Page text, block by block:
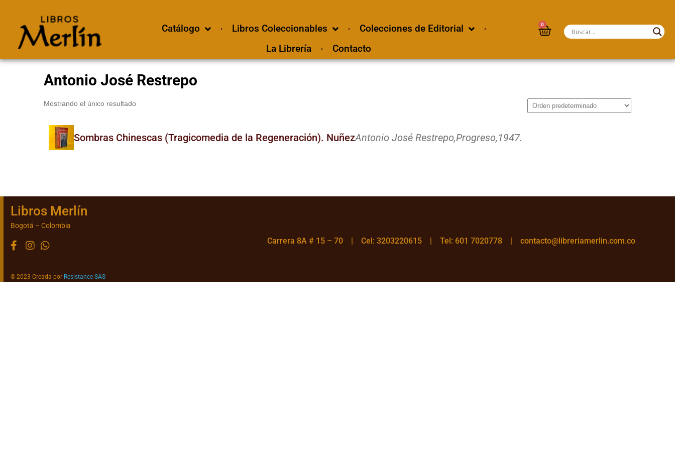
Catálogo Libros Coleccionables
Colecciones de Editorial
La Librería
Contacto
0
Antonio José Restrepo
Mostrando el único resultado
Sombras Chinescas (Tragicomedia de la Regeneración). NuñezAntonio José Restrepo,Progreso,1947.
Libros Merlín
Bogotá – Colombia
© 2023 Creada por Resistance SAS
Carrera 8A # 15 – 70 | Cel: 3203220615 | Tel: 601 7020778 | contacto@libreriamerlin.com.co